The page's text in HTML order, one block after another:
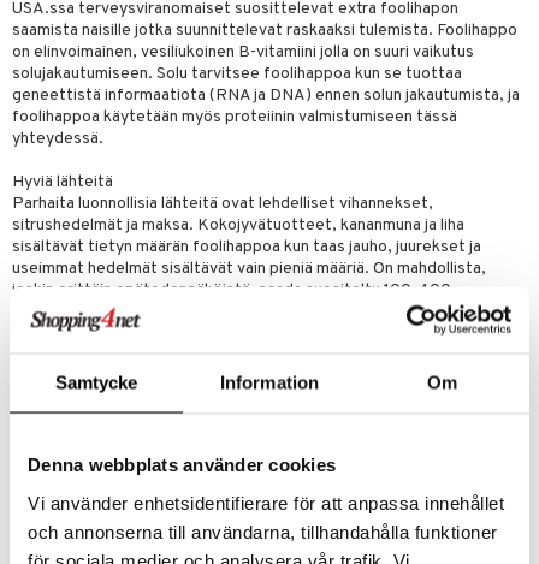
Samtycke Information Om
Denna webbplats använder cookies
Vi använder enhetsidentifierare för att anpassa innehållet
och annonserna till användarna, tillhandahålla funktioner
för sociala medier och analysera vår trafik. Vi
USA.ssa terveysviranomaiset suosittelevat extra foolihapon
saamista naisille jotka suunnittelevat raskaaksi tulemista. Foolihappo
on elinvoimainen, vesiliukoinen B-vitamiini jolla on suuri vaikutus
solujakautumiseen. Solu tarvitsee foolihappoa kun se tuottaa
geneettistä informaatiota (RNA ja DNA) ennen solun jakautumista, ja
foolihappoa käytetään myös proteiinin valmistumiseen tässä
yhteydessä.
Hyviä lähteitä
Parhaita luonnollisia lähteitä ovat lehdelliset vihannekset,
sitrushedelmät ja maksa. Kokojyvätuotteet, kananmuna ja liha
sisältävät tietyn määrän foolihappoa kun taas jauho, juurekset ja
useimmat hedelmät sisältävät vain pieniä määriä. On mahdollista,
joskin erittäin epätodennäköistä, saada suositeltu 100-400
mikrogramman annostus päivittäisestä ravinnosta. harvat naiset
saavat suositellun määrän ilman ravintolisää. Folacid on yhteinen nimi
kaltaisia.
Bio-Folin™ sisältää helposti ruoansulatussysteemiin imeytyvää
Annostus
1 tabletti päivittäin. Annostusta ei tule ylittää.
Ainesosat
Täyteaine: mikrokristallisoitu selluloosa (E 460), Koostumusaine:
vahvistavat
helpottava
nenä & kurkku
K
energiaa
& vastauksia